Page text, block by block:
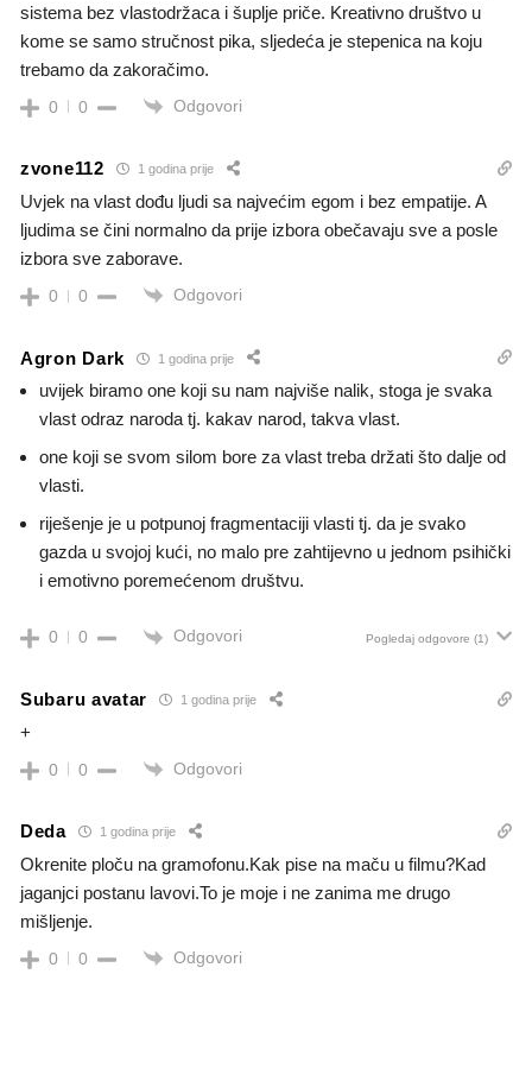
sistema bez vlastodržaca i šuplje priče. Kreativno društvo u
kome se samo stručnost pika, sljedeća je stepenica na koju
trebamo da zakoračimo.
0 0 Odgovori
zvone112 1 godina prije
Uvjek na vlast dođu ljudi sa najvećim egom i bez empatije. A
ljudima se čini normalno da prije izbora obečavaju sve a posle
izbora sve zaborave.
0 0 Odgovori
Agron Dark 1 godina prije
uvijek biramo one koji su nam najviše nalik, stoga je svaka
vlast odraz naroda tj. kakav narod, takva vlast.
one koji se svom silom bore za vlast treba držati što dalje od
vlasti.
riješenje je u potpunoj fragmentaciji vlasti tj. da je svako
gazda u svojoj kući, no malo pre zahtijevno u jednom psihički
i emotivno poremećenom društvu.
0 0 Odgovori Pogledaj odgovore (1)
Subaru avatar 1 godina prije
+
0 0 Odgovori
Deda 1 godina prije
Okrenite ploču na gramofonu.Kak pise na maču u filmu?Kad
jaganjci postanu lavovi.To je moje i ne zanima me drugo
mišljenje.
0 0 Odgovori